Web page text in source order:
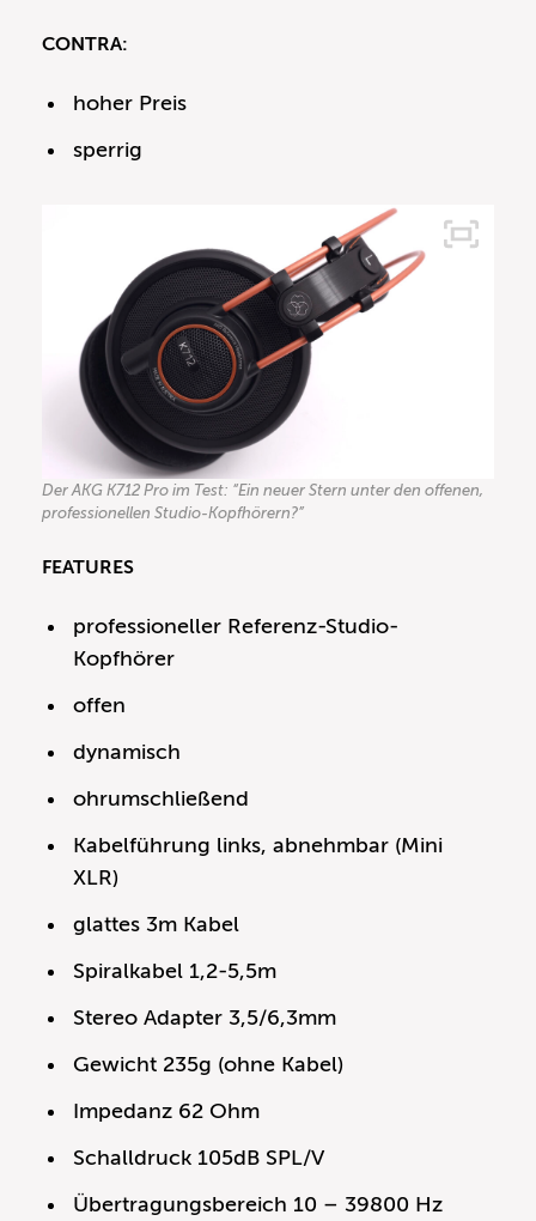
CONTRA:
hoher Preis
sperrig
Der AKG K712 Pro im Test: “Ein neuer Stern unter den offenen,
professionellen Studio-Kopfhörern?”
FEATURES
professioneller Referenz-Studio-
Kopfhörer
offen
dynamisch
ohrumschließend
Kabelführung links, abnehmbar (Mini
XLR)
glattes 3m Kabel
Spiralkabel 1,2-5,5m
Stereo Adapter 3,5/6,3mm
Gewicht 235g (ohne Kabel)
Impedanz 62 Ohm
Schalldruck 105dB SPL/V
Übertragungsbereich 10 – 39800 Hz